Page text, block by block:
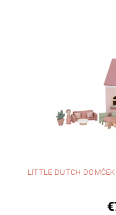
LITTLE DUTCH